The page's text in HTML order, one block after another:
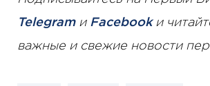
Telegramи Facebookи
важные и свежие новости